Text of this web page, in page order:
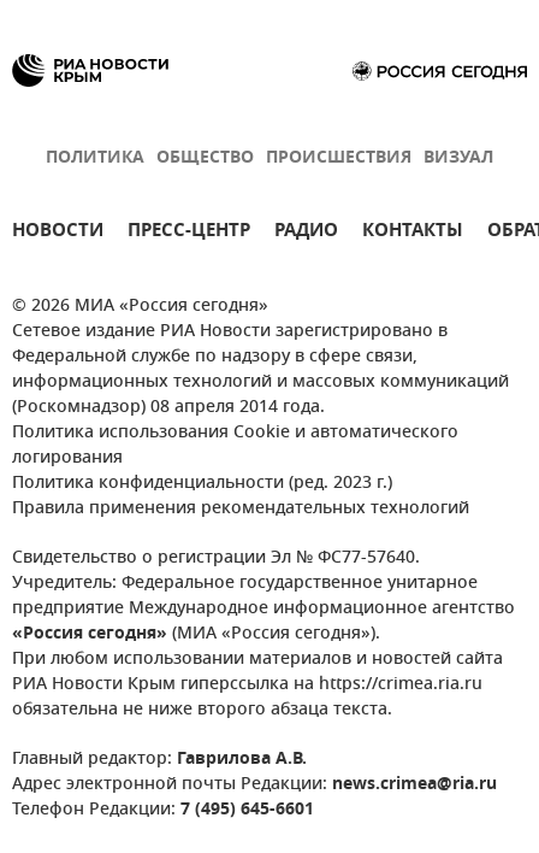
ПОЛИТИКА ОБЩЕСТВО ПРОИСШЕСТВИЯ ВИЗУАЛ
НОВОСТИ ПРЕСС-ЦЕНТР РАДИО КОНТАКТЫ
© 2026 МИА «Россия сегодня»
Сетевое издание РИА Новости зарегистрировано в
Федеральной службе по надзору в сфере связи,
информационных технологий и массовых коммуникаций
(Роскомнадзор) 08 апреля 2014 года.
Политика использования Cookie и автоматического
логирования
Политика конфиденциальности (ред. 2023 г.)
Правила применения рекомендательных технологий
Свидетельство о регистрации Эл № ФС77-57640.
Учредитель: Федеральное государственное унитарное
предприятие Международное информационное агентство
«Россия сегодня» (МИА «Россия сегодня»).
При любом использовании материалов и новостей сайта
РИА Новости Крым гиперссылка на https://crimea.ria.ru
обязательна не ниже второго абзаца текста.
Главный редактор: Гаврилова А.В.
Адрес электронной почты Редакции: news.crimea@ria.ru
Телефон Редакции: 7 (495) 645-6601